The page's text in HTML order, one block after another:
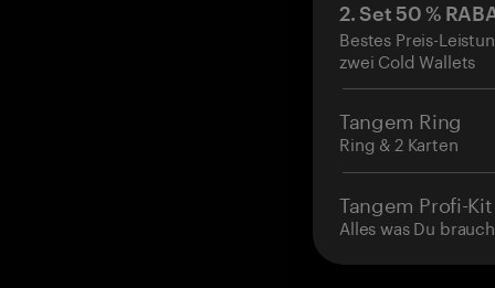
2. Set 50 %
Bestes Preis-
zwei Cold Wallets
Tangem Ring
Ring & 2 Karten
Tangem Profi-Kit
Alles was Du